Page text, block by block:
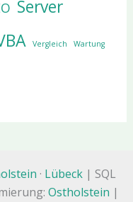
Server
Vergleich Wartung
· Lübeck | SQL
Ostholstein |